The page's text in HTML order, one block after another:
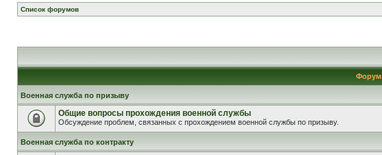
Список форумов
Форум
Военная служба по призыву
Общие вопросы прохождения военной службы
Обсуждение проблем, связанных с прохождением военной службы по призыву.
Военная служба по контракту